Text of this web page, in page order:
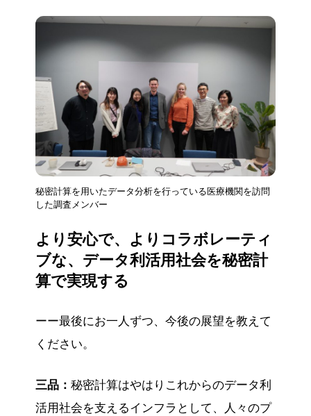
秘密計算を用いたデータ分析を行っている医療機関を訪問
した調査メンバー
より安心で、よりコラボレーティ
ブな、データ利活用社会を秘密計
算で実現する
ーー最後にお一人ずつ、今後の展望を教えて
ください。
三品： 秘密計算はやはりこれからのデータ利
活用社会を支えるインフラとして、人々のプ